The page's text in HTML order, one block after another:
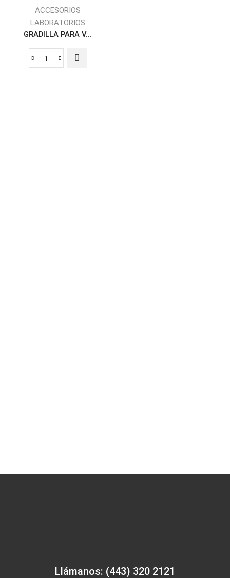
ACCESORIOS
LABORATORIOS
GRADILLA PARA V...
Llámanos: (443) 320 2121